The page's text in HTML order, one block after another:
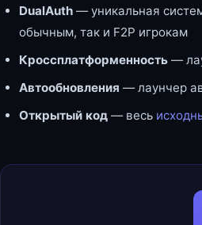
DualAuth — уникальная
обычным, так и F2P игрокам
Кроссплатформенность —
Автообновления — лаунчер
Открытый код — весь